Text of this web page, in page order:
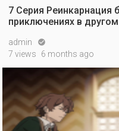
7 Серия Реинкарнация
приключениях в
admin 
7 views 6 months ago